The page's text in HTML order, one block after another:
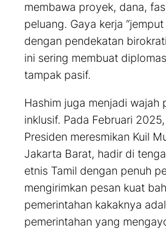
membawa proyek, dana,
peluang. Gaya kerja
dengan pendekatan
ini sering membuat
tampak pasif.
Hashim juga menjadi wajah
inklusif. Pada Februari
Presiden meresmikan Kuil
Jakarta Barat, hadir di
etnis Tamil dengan penuh
mengirimkan pesan kuat
pemerintahan kakaknya
pemerintahan yang